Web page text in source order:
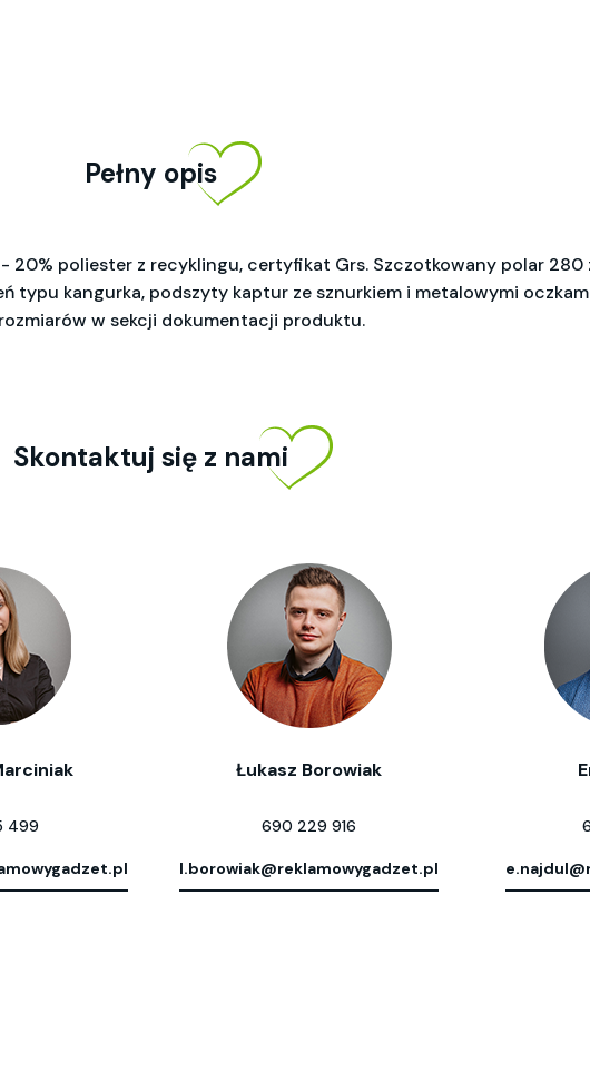
Pełny opis
- 20% poliester z recyklingu, certyfikat Grs. Szczotkowany polar
typu kangurka, podszyty kaptur ze sznurkiem i metalowymi
w sekcji dokumentacji produktu.
Skontaktuj się z nami
499
Łukasz Borowiak
690 229 916
l.borowiak@reklamowygadzet.pl